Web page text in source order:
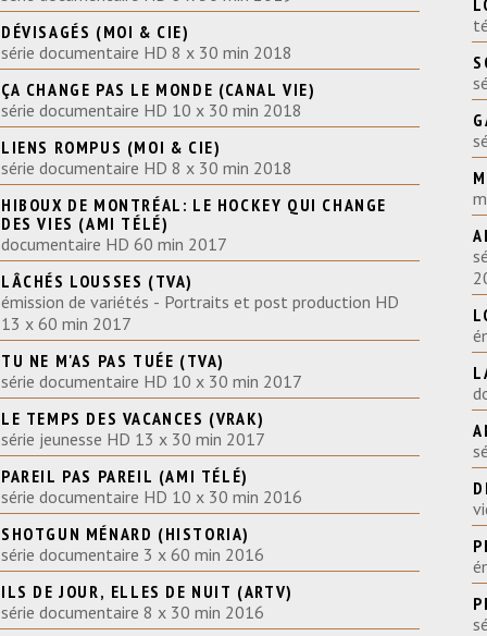
DÉVISAGÉS (MOI & CIE)
série documentaire HD 8 x 30 min 2018
ÇA CHANGE PAS LE MONDE (CANAL VIE)
série documentaire HD 10 x 30 min 2018
LIENS ROMPUS (MOI & CIE)
série documentaire HD 8 x 30 min 2018
HIBOUX DE MONTRÉAL: LE HOCKEY QUI CHANGE
DES VIES (AMI TÉLÉ)
documentaire HD 60 min 2017
LÂCHÉS LOUSSES (TVA)
émission de variétés - Portraits et post production HD
13 x 60 min 2017
TU NE M'AS PAS TUÉE (TVA)
série documentaire HD 10 x 30 min 2017
LE TEMPS DES VACANCES (VRAK)
série jeunesse HD 13 x 30 min 2017
PAREIL PAS PAREIL (AMI TÉLÉ)
série documentaire HD 10 x 30 min 2016
SHOTGUN MÉNARD (HISTORIA)
série documentaire 3 x 60 min 2016
ILS DE JOUR, ELLES DE NUIT (ARTV)
série documentaire 8 x 30 min 2016